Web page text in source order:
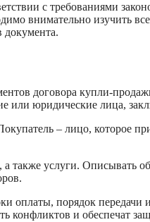
с требованиями
внимательно изучить
документа.
договора купли-
или юридические лица,
– лицо, которое
также услуги. Описывать
оплаты, порядок передачи
конфликтов и обеспечат